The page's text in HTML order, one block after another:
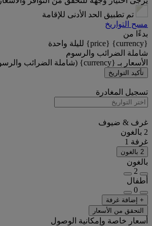
تم تطبيق الحد الأدنى للإقامة
مسح التواريخ
بدءًا من
{currency} {price} لليلة واحدة
شاملة الضرائب والرسوم
الأسعار بـ {currency} (شاملة الضرائب والرسوم)
تأكيد التواريخ
تسجيل المغادرة
غرف & ضيوف
2 بالغون
غرفة 1
2 بالغون
بالغون
2
أطفال
0
+ إضافة غرفة
التحقق من الأسعار
أسعار خاصة وإمكانية الوصول